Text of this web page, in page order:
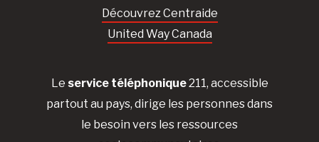
Découvrez Centraide
United Way Canada
Le service téléphonique211, accessible
partout au pays, dirige les personnes dans
le besoin vers les ressources